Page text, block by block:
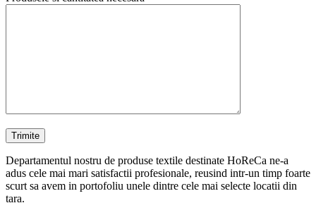
Departamentul nostru de produse textile destinate HoReCa ne-a
adus cele mai mari satisfactii profesionale, reusind intr-un timp foarte
scurt sa avem in portofoliu unele dintre cele mai selecte locatii din
tara.